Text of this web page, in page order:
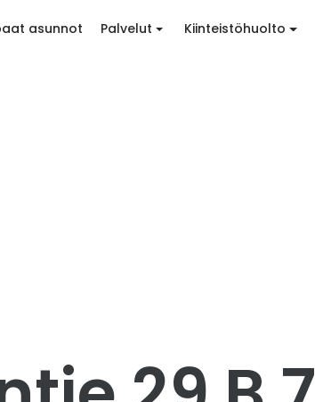
asunnot Palvelut Kiinteistöhuolto